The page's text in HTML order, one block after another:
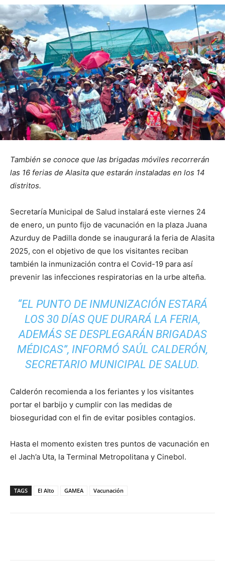
También se conoce que las brigadas móviles recorrerán
las 16 ferias de Alasita que estarán instaladas en los 14
distritos.
Secretaría Municipal de Salud instalará este viernes 24
de enero, un punto fijo de vacunación en la plaza Juana
Azurduy de Padilla donde se inaugurará la feria de Alasita
2025, con el objetivo de que los visitantes reciban
también la inmunización contra el Covid-19 para así
prevenir las infecciones respiratorias en la urbe alteña.
“EL PUNTO DE INMUNIZACIÓN ESTARÁ
LOS 30 DÍAS QUE DURARÁ LA FERIA,
ADEMÁS SE DESPLEGARÁN BRIGADAS
MÉDICAS”, INFORMÓ SAÚL CALDERÓN,
SECRETARIO MUNICIPAL DE SALUD.
Calderón recomienda a los feriantes y los visitantes
portar el barbijo y cumplir con las medidas de
bioseguridad con el fin de evitar posibles contagios.
Hasta el momento existen tres puntos de vacunación en
el Jach’a Uta, la Terminal Metropolitana y Cinebol.
TAGS El Alto GAMEA Vacunación